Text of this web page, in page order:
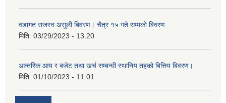
वडागत राजस्व असुली बिवरण। चैत्र १५ गते सम्मको बिवरण....
मिति: 03/29/2023 - 13:20
आन्तरिक आय र बजेट तथा खर्च सम्बन्धी स्थानिय तहको बित्तिय बिवरण।
मिति: 01/10/2023 - 11:01